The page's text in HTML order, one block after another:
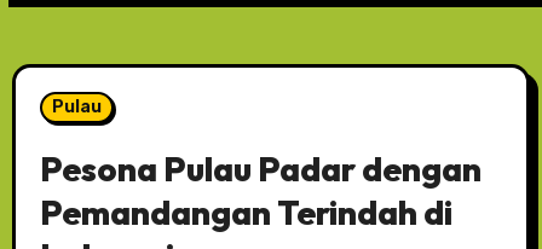
Pulau
Pesona Pulau Padar dengan
Pemandangan Terindah di